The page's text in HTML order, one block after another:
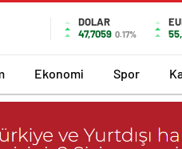
DOLAR
47,7059 0.17%
Ekonomi Spor